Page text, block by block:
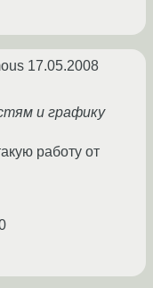
17.05.2008
и графику
работу от